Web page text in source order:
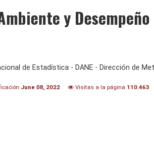
y
de Estadística - DANE - Dirección de
June 08, 2022 Visitas a la página 110.463